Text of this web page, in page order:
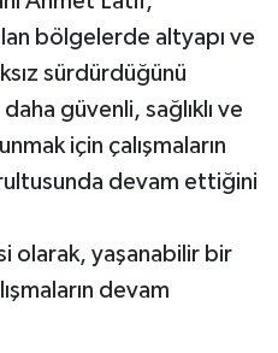
bölgelerde altyapı ve
sürdürdüğünü
güvenli, sağlıklı ve
için çalışmaların
devam ettiğini
olarak, yaşanabilir bir
devam